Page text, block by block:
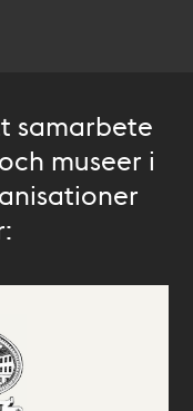
samarbete
museer i